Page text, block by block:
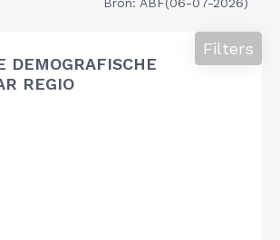
DEMOGRAFISCHE
REGIO
Filters